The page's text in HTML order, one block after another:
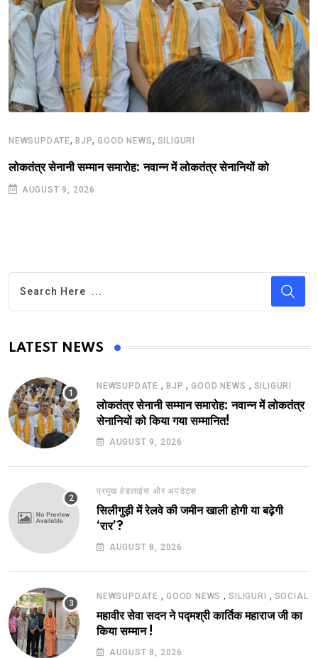
NEWSUPDATE, BJP,GOOD NEWS, SILIGURI
लोकतंत्र सेनानी सम्मान समारोह: नवान्न में लोकतंत्र सेनानियों को
AUGUST 9, 2026
LATEST NEWS
NEWSUPDATE , BJP ,GOOD NEWS , SILIGURI
लोकतंत्र सेनानी सम्मान समारोह: नवान्न में लोकतंत्र
सेनानियों को किया गया सम्मानित!
AUGUST 9, 2026
प्रमुख हेडलाइंस और अपडेट्स
सिलीगुड़ी में रेलवे की जमीन खाली होगी या बढ़ेगी
‘रार’?
AUGUST 8, 2026
NEWSUPDATE , GOOD NEWS ,SILIGURI , SOCIAL
महावीर सेवा सदन ने पद्मश्री कार्तिक महाराज जी का
किया सम्मान !
AUGUST 8, 2026